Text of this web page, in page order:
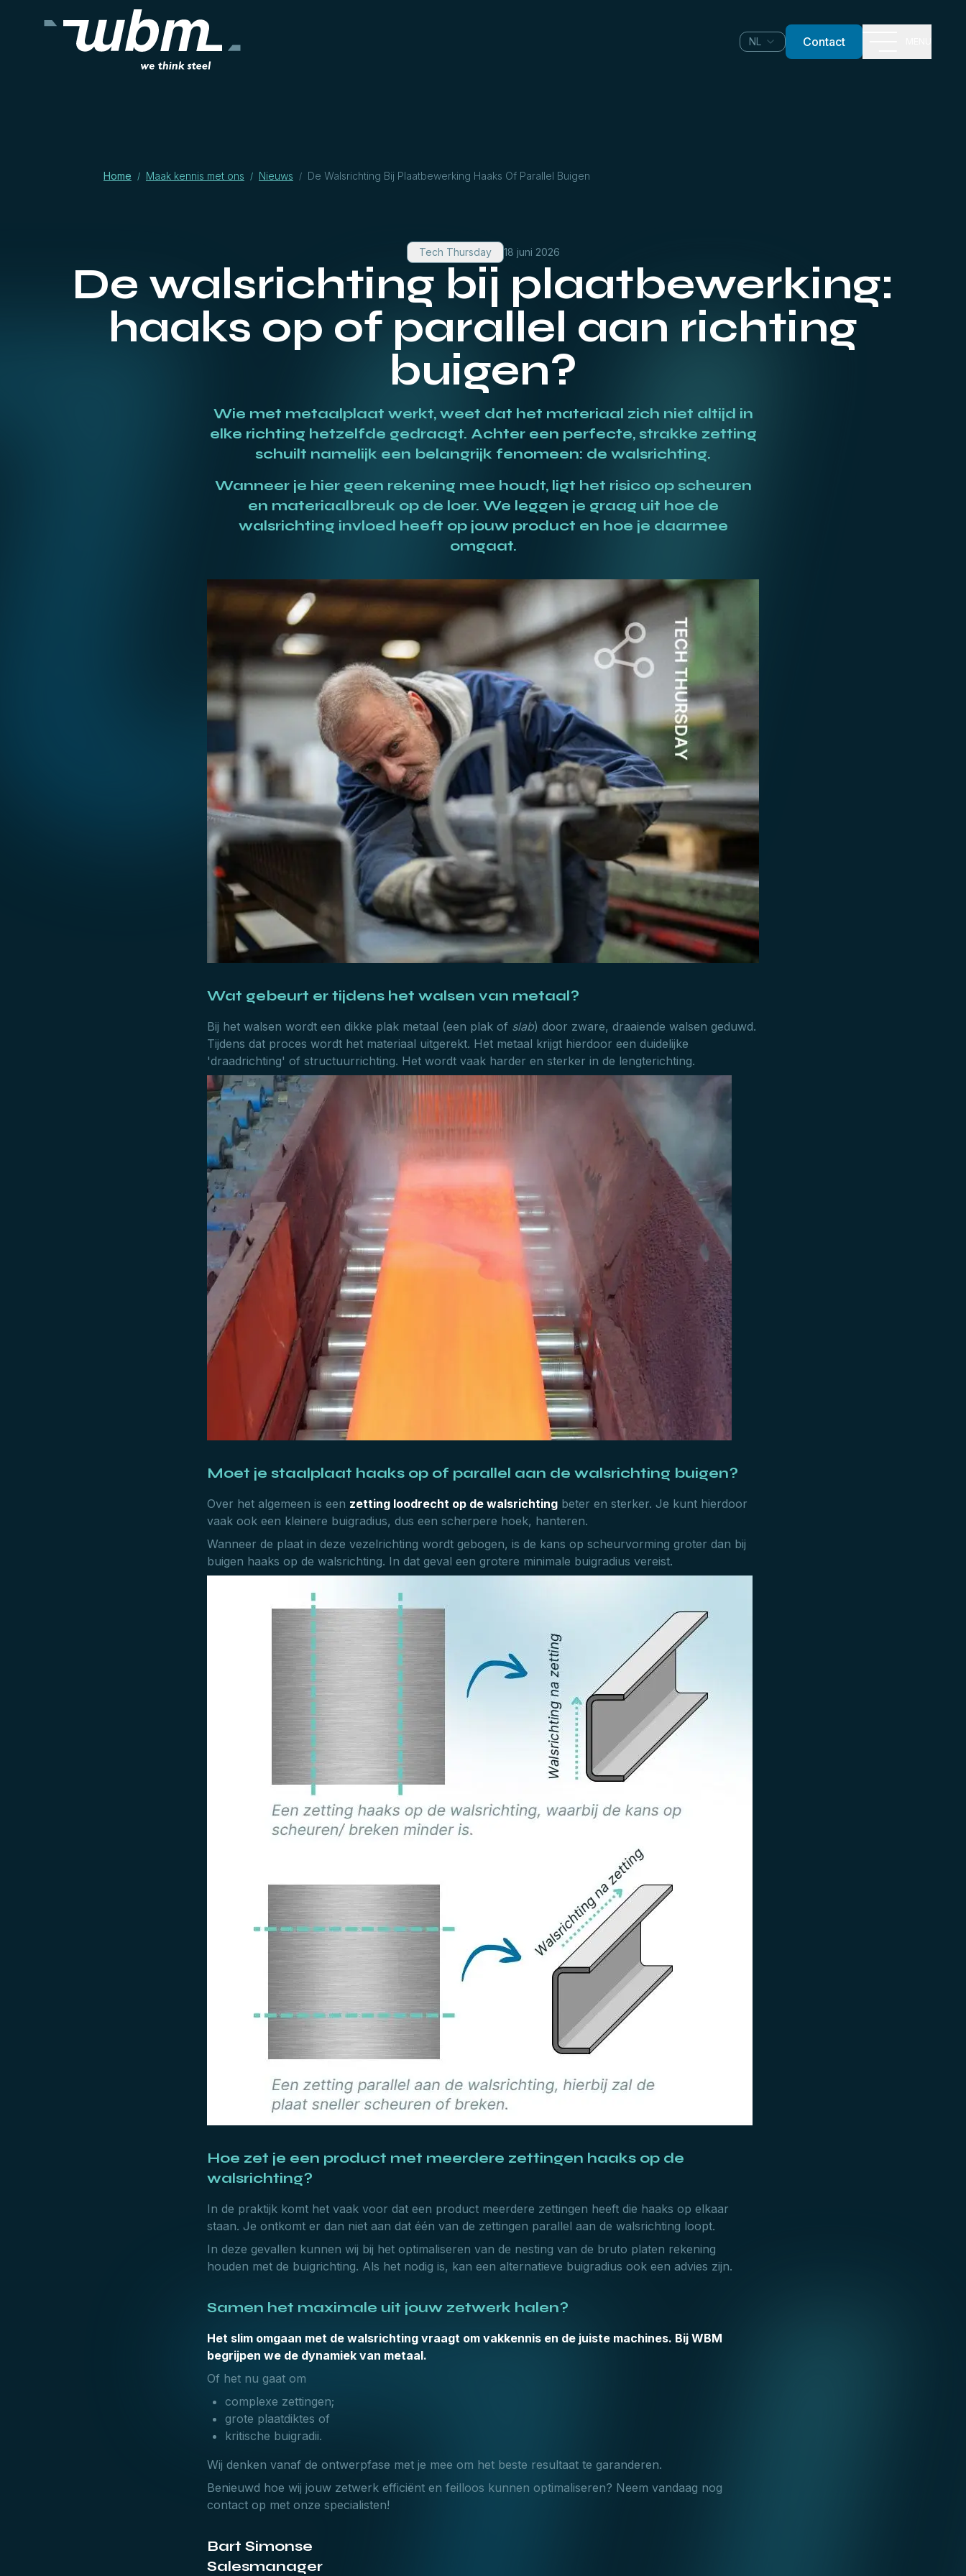
NL Contact
Home / Maak kennis met ons / Nieuws / De Walsrichting Bij Plaatbewerking Haaks Of Parallel Buigen
Tech Thursday 18 juni 2026
De walsrichting bij plaatbewerking:
haaks op of parallel aan richting
buigen?
Wie met metaalplaat werkt, weet dat het materiaal zich niet altijd in
elke richting hetzelfde gedraagt. Achter een perfecte, strakke zetting
schuilt namelijk een belangrijk fenomeen: de walsrichting.
Wanneer je hier geen rekening mee houdt, ligt het risico op scheuren
en materiaalbreuk op de loer. We leggen je graag uit hoe de
walsrichting invloed heeft op jouw product en hoe je daarmee
omgaat.
Wat gebeurt er tijdens het walsen van metaal?
Bij het walsen wordt een dikke plak metaal (een plak of slab) door zware, draaiende walsen geduwd.
Tijdens dat proces wordt het materiaal uitgerekt. Het metaal krijgt hierdoor een duidelijke
'draadrichting' of structuurrichting. Het wordt vaak harder en sterker in de lengterichting.
Moet je staalplaat haaks op of parallel aan de walsrichting buigen?
Over het algemeen is een zetting loodrecht op de walsrichting beter en sterker. Je kunt hierdoor
vaak ook een kleinere buigradius, dus een scherpere hoek, hanteren.
Wanneer de plaat in deze vezelrichting wordt gebogen, is de kans op scheurvorming groter dan bij
buigen haaks op de walsrichting. In dat geval een grotere minimale buigradius vereist.
Hoe zet je een product met meerdere zettingen haaks op de
walsrichting?
In de praktijk komt het vaak voor dat een product meerdere zettingen heeft die haaks op elkaar
staan. Je ontkomt er dan niet aan dat één van de zettingen parallel aan de walsrichting loopt.
In deze gevallen kunnen wij bij het optimaliseren van de nesting van de bruto platen rekening
houden met de buigrichting. Als het nodig is, kan een alternatieve buigradius ook een advies zijn.
Samen het maximale uit jouw zetwerk halen?
Het slim omgaan met de walsrichting vraagt om vakkennis en de juiste machines. Bij WBM
begrijpen we de dynamiek van metaal.
Of het nu gaat om
complexe zettingen;
grote plaatdiktes of
kritische buigradii.
Wij denken vanaf de ontwerpfase met je mee om het beste resultaat te garanderen.
Benieuwd hoe wij jouw zetwerk efficiënt en feilloos kunnen optimaliseren? Neem vandaag nog
contact op met onze specialisten!
Bart Simonse
Salesmanager